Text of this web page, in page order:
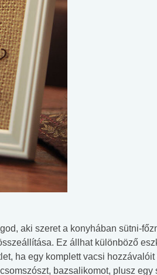
aki szeret a konyhában sütni-
Ez állhat különböző
ha egy komplett vacsi
bazsalikomot, plusz egy